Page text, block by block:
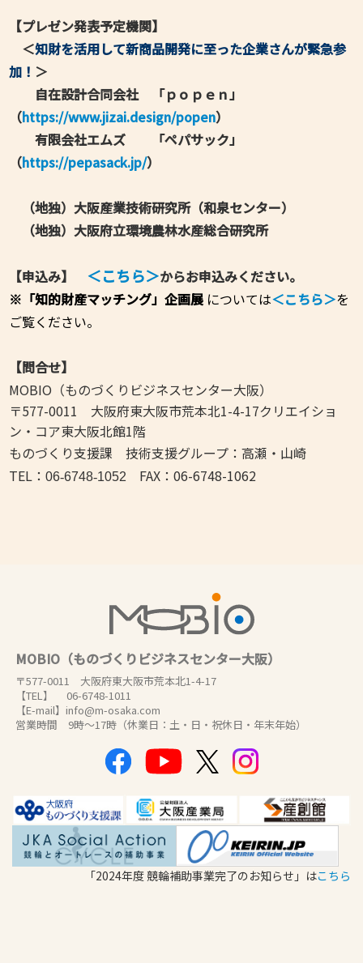
【プレゼン発表予定機関】
＜知財を活用して新商品開発に至った企業さんが緊急参
加！ ＞
自在設計合同会社 「ｐｏｐｅｎ」
（https://www.jizai.design/popen）
有限会社エムズ 「ペパサック」
（https://pepasack.jp/）
（地独）大阪産業技術研究所（和泉センター）
（地独）大阪府立環境農林水産総合研究所
【申込み】 ＜こちら＞からお申込みください。
※「知的財産マッチング」企画展 については＜こちら＞を
ご覧ください。
【問合せ】
MOBIO（ものづくりビジネスセンター大阪）
〒577-0011 大阪府東大阪市荒本北1-4-17クリエイショ
ン・コア東大阪北館1階
ものづくり支援課 技術支援グループ：高瀬・山崎
TEL：06‐6748‐1052 FAX：06-6748-1062
MOBIO（ものづくりビジネスセンター大阪）
〒577-0011 大阪府東大阪市荒本北1-4-17
【TEL】 06-6748-1011
【E-mail】info@m-osaka.com
営業時間 9時～17時（休業日：土・日・祝休日・年末年始）
「2024年度 競輪補助事業完了のお知らせ」はこちら